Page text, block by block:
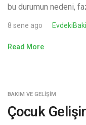
bu durumun nedeni,
8 sene ago
Read More
BAKIM VE GELIŞIM
Çocuk